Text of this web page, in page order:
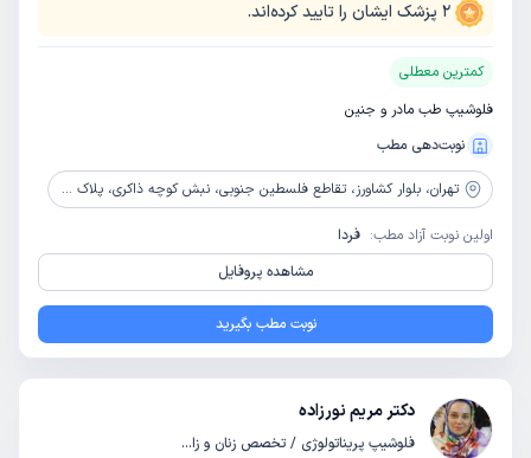
2 پزشک ایشان را تایید کرده‌اند.
کمترین معطلی
فلوشیپ طب مادر و جنین
نوبت‌دهی مطب
تهران، بلوار کشاورز، تقاطع فلسطین جنوبی، نبش کوچه ذاکری، پلاک 405
اولین نوبت آزاد مطب: فردا
مشاهده پروفایل
نوبت مطب بگیرید
دکتر مریم نورزاده
فلوشیپ پریناتولوژی / تخصص زنان و زایمان